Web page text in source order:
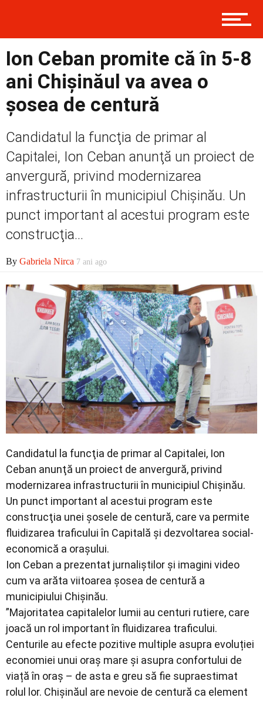
Prima
Politică
Externe
Social
Economic
Ion Ceban promite că în 5-8
ani Chișinăul va avea o
șosea de centură
Candidatul la funcţia de primar al
Capitalei, Ion Ceban anunţă un proiect de
anvergură, privind modernizarea
infrastructurii în municipiul Chişinău. Un
punct important al acestui program este
construcţia...
By Gabriela Nirca 7 ani ago
Candidatul la funcţia de primar al Capitalei, Ion
Ceban anunţă un proiect de anvergură, privind
modernizarea infrastructurii în municipiul Chişinău.
Un punct important al acestui program este
construcţia unei șosele de centură, care va permite
fluidizarea traficului în Capitală şi dezvoltarea social-
economică a oraşului.
Ion Ceban a prezentat jurnaliştilor şi imagini video
cum va arăta viitoarea șosea de centură a
municipiului Chișinău.
”Majoritatea capitalelor lumii au centuri rutiere, care
joacă un rol important în fluidizarea traficului.
Centurile au efecte pozitive multiple asupra evoluției
economiei unui oraș mare și asupra confortului de
viață în oraș – de asta e greu să fie supraestimat
rolul lor. Chişinăul are nevoie de centură ca element